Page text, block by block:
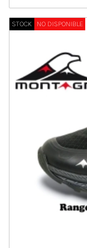
STOCK NO DISPONIBLE